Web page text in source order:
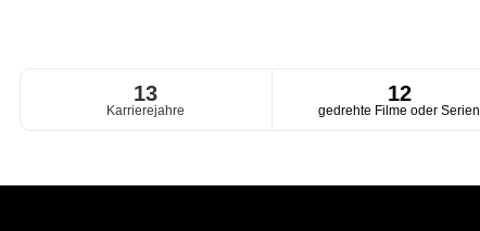
13
Karrierejahre
12
gedrehte Filme oder Serien